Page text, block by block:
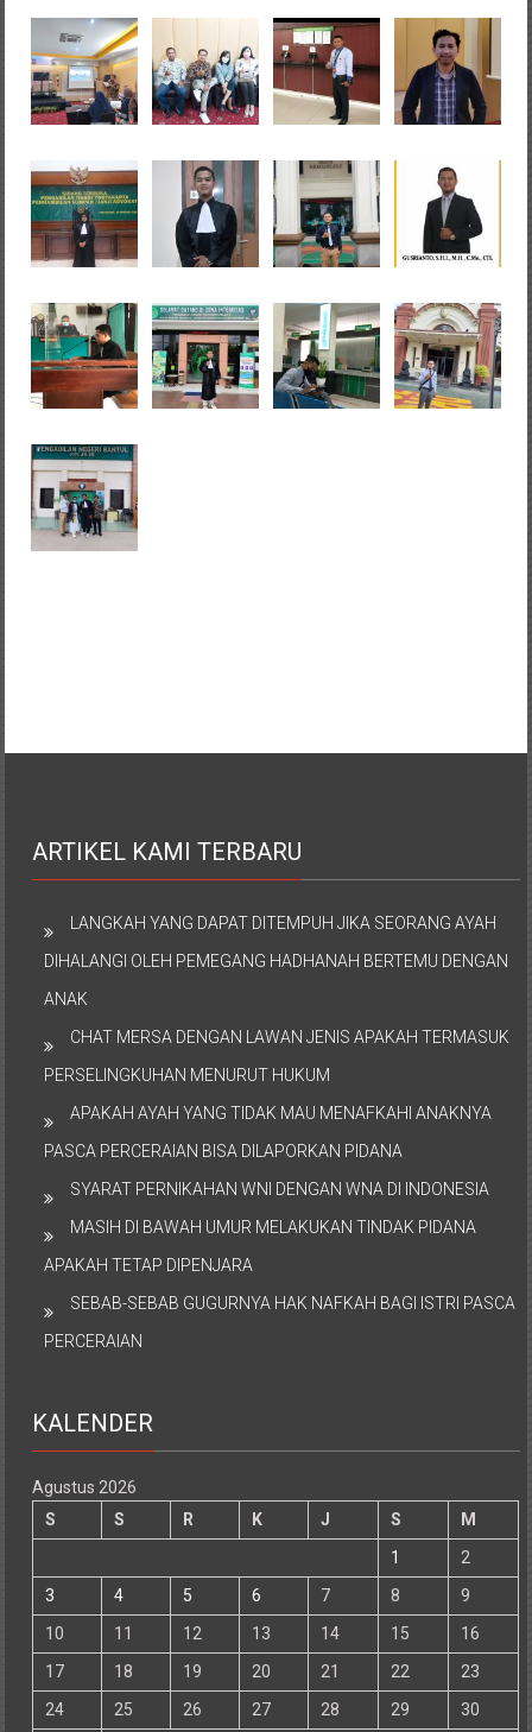
ARTIKEL KAMI TERBARU
LANGKAH YANG DAPAT DITEMPUH JIKA SEORANG AYAH
DIHALANGI OLEH PEMEGANG HADHANAH BERTEMU DENGAN
ANAK
CHAT MERSA DENGAN LAWAN JENIS APAKAH TERMASUK
PERSELINGKUHAN MENURUT HUKUM
APAKAH AYAH YANG TIDAK MAU MENAFKAHI ANAKNYA
PASCA PERCERAIAN BISA DILAPORKAN PIDANA
SYARAT PERNIKAHAN WNI DENGAN WNA DI INDONESIA
MASIH DI BAWAH UMUR MELAKUKAN TINDAK PIDANA
APAKAH TETAP DIPENJARA
SEBAB-SEBAB GUGURNYA HAK NAFKAH BAGI ISTRI PASCA
PERCERAIAN
KALENDER
Agustus 2026
S
S R K J S
M
1
2
3
4 5 6 7 8
9
10
11 12 13 14 15
16
17
18 19 20 21 22
23
24
25 26 27 28 29 30